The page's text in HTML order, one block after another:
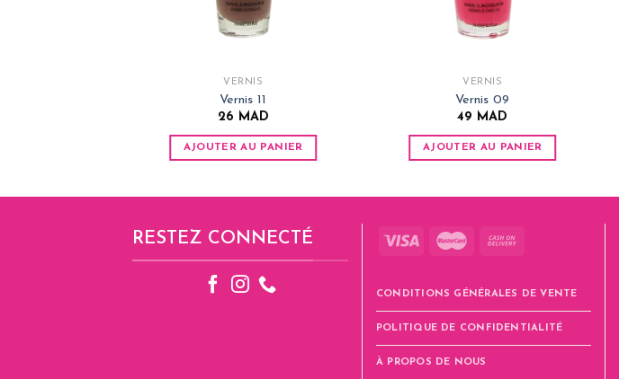
VERNIS
Vernis 11
26 MAD
AJOUTER AU PANIER
VERNIS
Vernis 09
49 MAD
AJOUTER AU PANIER
RESTEZ CONNECTÉ
CONDITIONS GÉNÉRALES DE VENTE
POLITIQUE DE CONFIDENTIALITÉ
À PROPOS DE NOUS